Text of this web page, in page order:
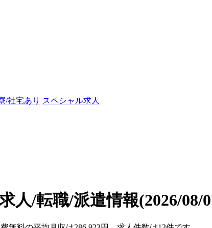
/社宅あり スペシャル求人
人/転職/派遣情報(2026/08/